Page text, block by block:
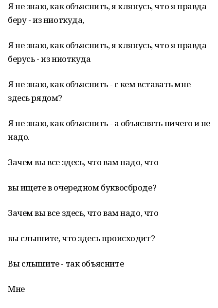
Я не знаю, как объяснить, я клянусь, что я правда
беру - из ниоткуда,
Я не знаю, как объяснить, я клянусь, что я правда
берусь - из ниоткуда
Я не знаю, как объяснить - с кем вставать мне
здесь рядом?
Я не знаю, как объяснить - а объяснять ничего и не
надо.
Зачем вы все здесь, что вам надо, что
вы ищете в очередном буквосброде?
Зачем вы все здесь, что вам надо, что
вы слышите, что здесь происходит?
Вы слышите - так объясните
Мне